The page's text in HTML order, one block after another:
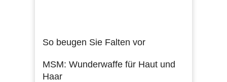
So beugen Sie Falten vor
MSM: Wunderwaffe für Haut und
Haar